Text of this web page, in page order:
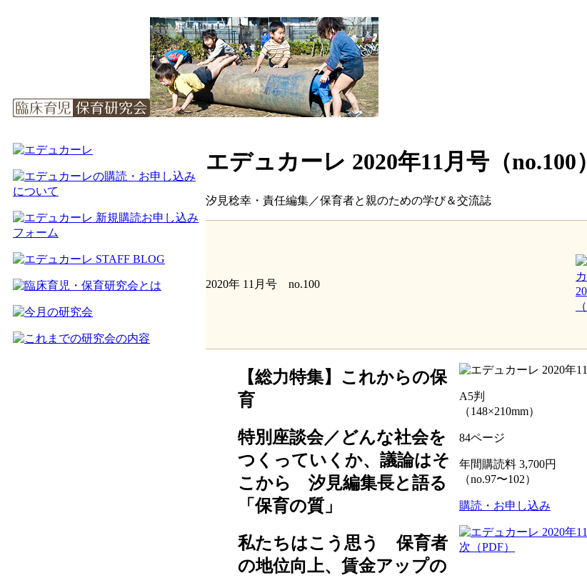
エデュカーレ 2020年11月号（no.100）
汐見稔幸・責任編集／保育者と親のための学び＆交流誌
2020年 11月号 no.100
【総力特集】これからの保
育
特別座談会／どんな社会を
つくっていくか、議論はそ
こから 汐見編集長と語る
「保育の質」
私たちはこう思う 保育者
の地位向上、賃金アップの
A5判
（148×210mm）
84ページ
年間購読料 3,700円
（no.97〜102）
購読・お申し込み